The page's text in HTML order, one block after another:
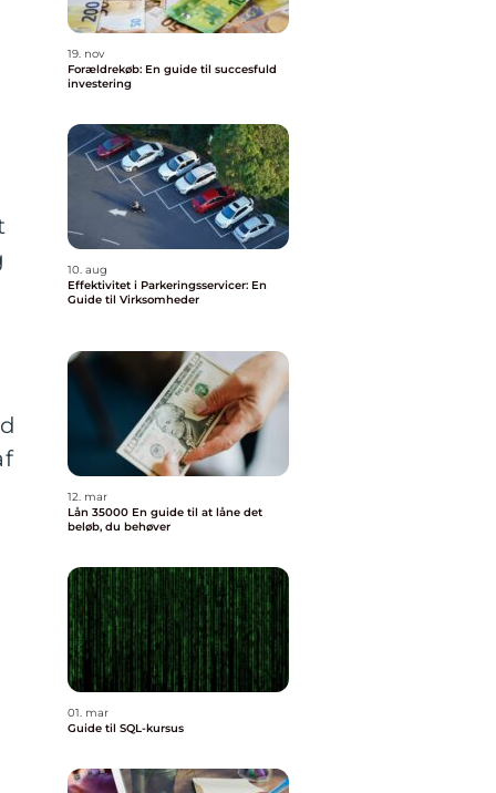
19. nov
Forældrekøb: En guide til succesfuld
investering
10. aug
Effektivitet i Parkeringsservicer: En
Guide til Virksomheder
12. mar
Lån 35000 En guide til at låne det
beløb, du behøver
01. mar
Guide til SQL-kursus